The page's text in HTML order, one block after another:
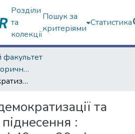
Розділи
та
колекції
Пошук за
критеріями
Статистика
факультет
Наукові роботи. Історичний факультет
На шляху до демократизації та економічного піднесення : Тайвань у кінці 40-х - 90-ті роки ХХ ст.
та
: